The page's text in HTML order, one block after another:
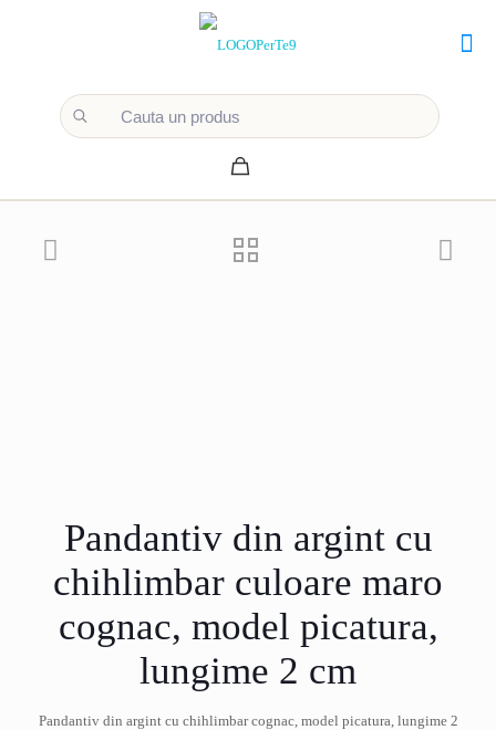
Pandantiv din argint cu
chihlimbar culoare maro
cognac, model picatura,
lungime 2 cm
Pandantiv din argint cu chihlimbar cognac, model picatura, lungime 2